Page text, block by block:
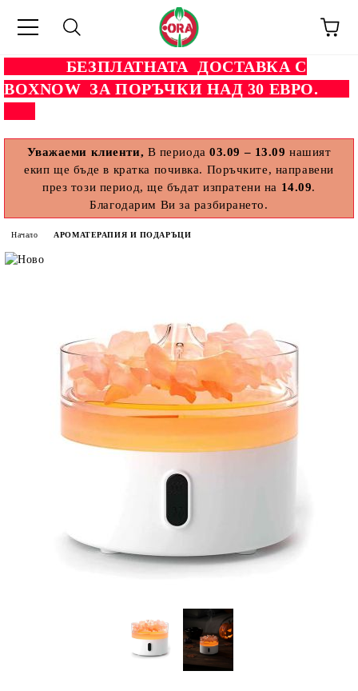
БЕЗПЛАТНАТА ДОСТАВКА С
BOXNOW ЗА ПОРЪЧКИ НАД 30 ЕВРО.
Уважаеми клиенти, В периода03.09 – 13.09 нашият
екип ще бъде в кратка почивка. Поръчките, направени
през този период, ще бъдат изпратени на 14.09.
Благодарим Ви за разбирането.
Начало АРОМАТЕРАПИЯ И ПОДАРЪЦИ